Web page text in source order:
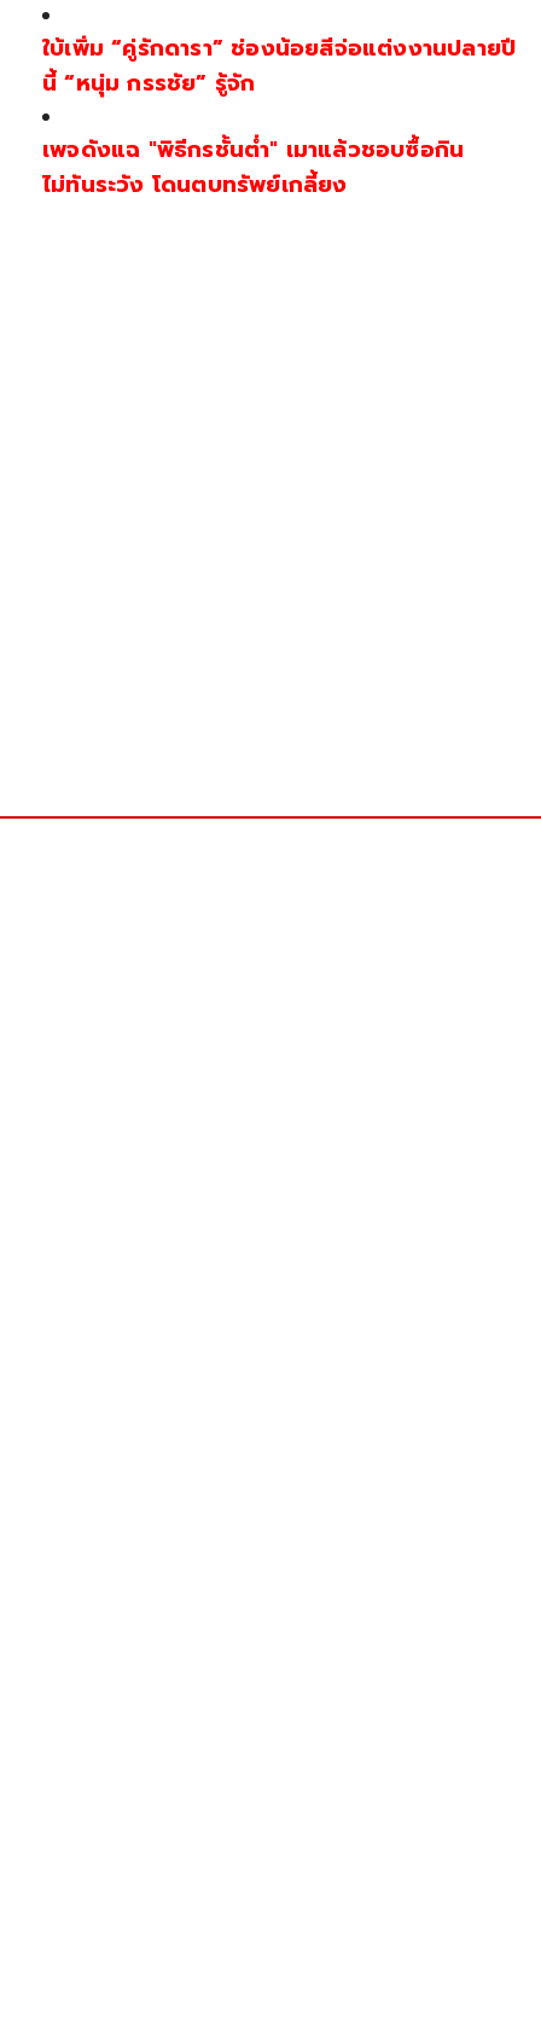
ใบ้เพิ่ม “คู่รักดารา” ช่องน้อยสีจ่อแต่งงานปลายปี
นี้ “หนุ่ม กรรชัย” รู้จัก
เพจดังแฉ "พิธีกรชั้นต่ำ" เมาแล้วชอบซื้อกิน
ไม่ทันระวัง โดนตบทรัพย์เกลี้ยง